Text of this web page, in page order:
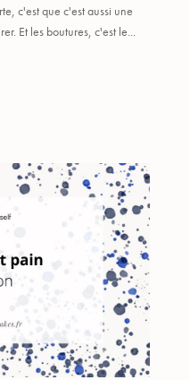
c'est que c'est aussi une
Et les boutures, c'est le...